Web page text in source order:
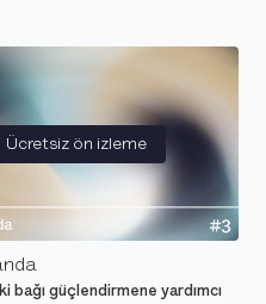
Ücretsiz ön izleme
bağı güçlendirmene yardımcı